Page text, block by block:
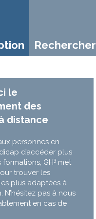
Rechercher
le
des
distance
personnes en
d’accéder plus
GH3met
trouver les
plus adaptées à
N’hésitez pas à nous
en cas de